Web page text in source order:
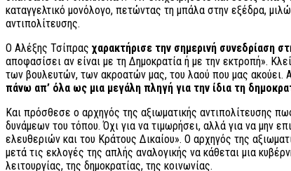
καταγγελτικό μονόλογο, πετώντας τη μπάλα στην εξέδρα,
αντιπολίτευσης.
Ο Αλέξης Τσίπρας χαρακτήρισε την σημερινή συνεδρίαση
αποφασίσει αν είναι με τη Δημοκρατία ή με την εκτροπή».
των βουλευτών, των ακροατών μας, του λαού που μας ακούει.
πάνω απ’ όλα ως μια μεγάλη πληγή για την ίδια τη
Και πρόσθεσε ο αρχηγός της αξιωματικής αντιπολίτευσης
δυνάμεων του τόπου. Όχι για να τιμωρήσει, αλλά για να μην
ελευθεριών και του Κράτους Δικαίου». Ο αρχηγός της
μετά τις εκλογές της απλής αναλογικής να κάθεται μια
λειτουργίας, της δημοκρατίας, της κοινωνίας.